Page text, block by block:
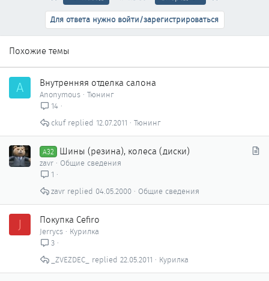
Для ответа нужно войти/зарегистрироваться
Похожие темы
A Внутренняя отделка салона
Anonymous Тюнинг
14
Тюнинг
12.07.2011
ckuf
я
A32 Шины (резина), колеса (диски)
zavr
Общие сведения
1
Общие сведения
04.05.2000
zavr
J Покупка Cefiro
Jerrycs
Курилка
3
Курилка
22.05.2011
_ZVEZDEC_